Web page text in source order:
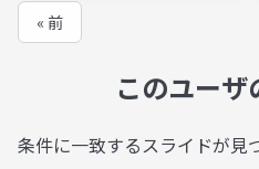
« 前
このユー
条件に一致するスライドが見